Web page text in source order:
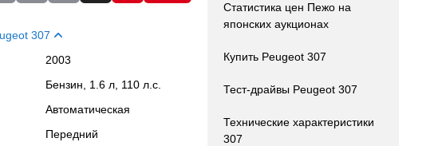
307
2003
Бензин, 1.6 л, 110 л.с.
Автоматическая
Передний
Статистика цен Пежо на
японских аукционах
Купить Peugeot 307
Тест-драйвы Peugeot 307
Технические характеристики
307